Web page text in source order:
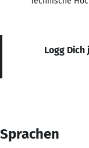
Logg
Sprachen